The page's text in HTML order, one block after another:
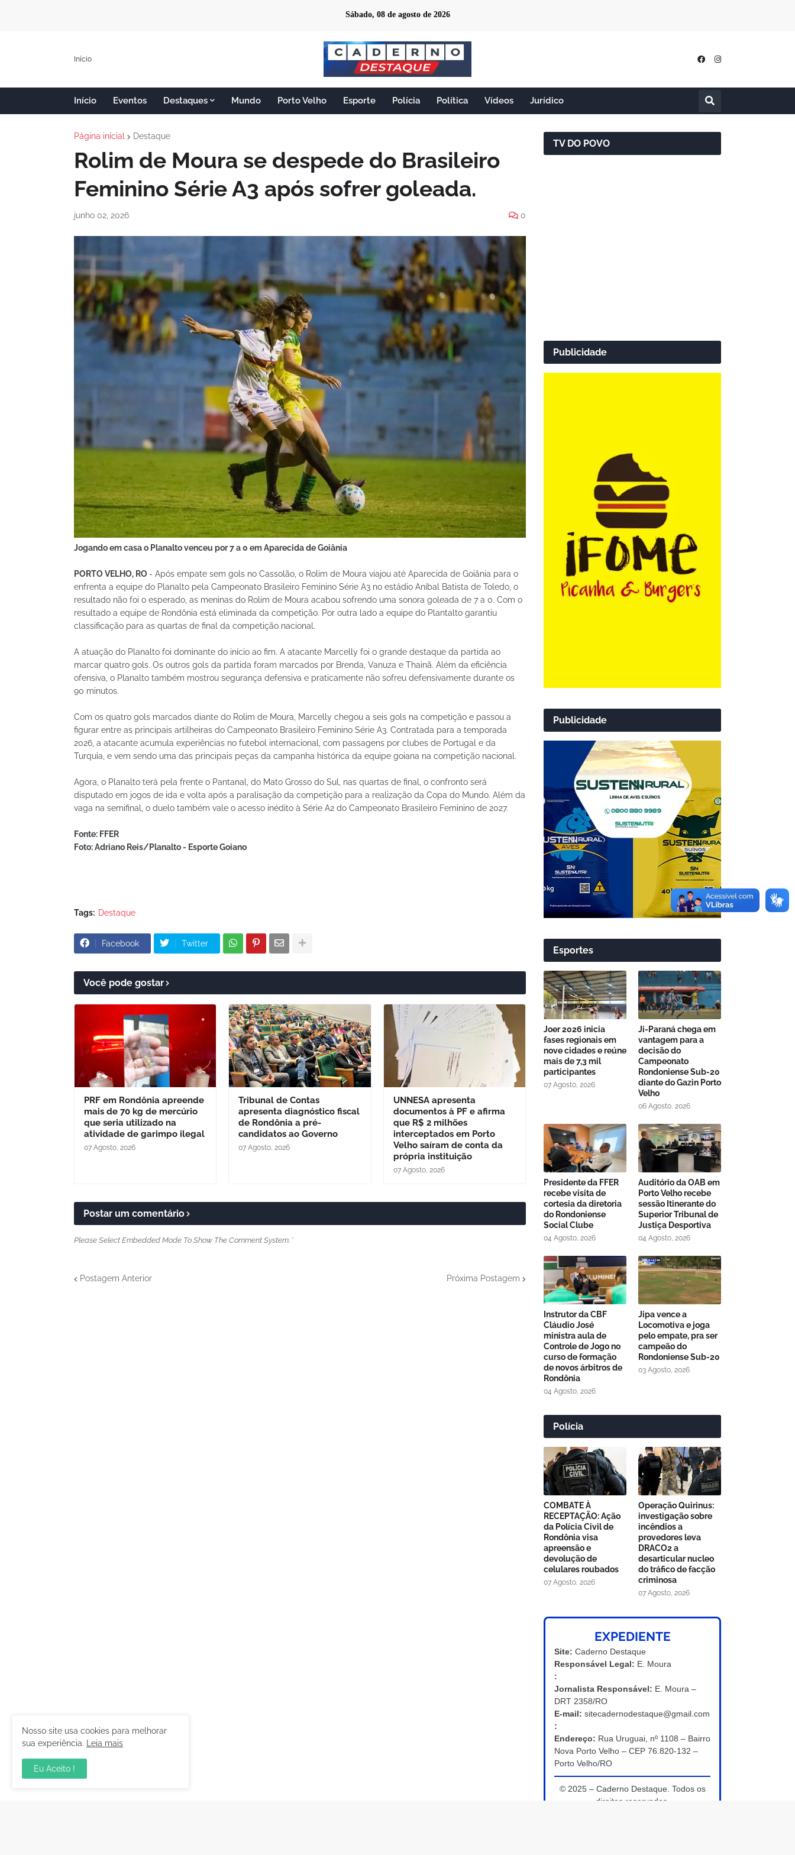
Sábado, 08 de agosto de 2026
Início
Início Eventos Destaques Mundo Porto Velho Esporte Polícia Política Vídeos Jurídico
Página inicial Destaque
Rolim de Moura se despede do Brasileiro
Feminino Série A3 após sofrer goleada.
junho 02, 2026 0
Jogando em casa o Planalto venceu por 7 a 0 em Aparecida de Goiânia
PORTO VELHO, RO - Após empate sem gols no Cassolão, o Rolim de Moura viajou até Aparecida de Goiânia para o
enfrenta a equipe do Planalto pela Campeonato Brasileiro Feminino Série A3 no estádio Aníbal Batista de Toledo, o
resultado não foi o esperado, as meninas do Rolim de Moura acabou sofrendo uma sonora goleada de 7 a 0. Com o
resultado a equipe de Rondônia está eliminada da competição. Por outra lado a equipe do Plantalto garantiu
classificação para as quartas de final da competição nacional.
A atuação do Planalto foi dominante do início ao fim. A atacante Marcelly foi o grande destaque da partida ao
marcar quatro gols. Os outros gols da partida foram marcados por Brenda, Vanuza e Thainã. Além da eficiência
ofensiva, o Planalto também mostrou segurança defensiva e praticamente não sofreu defensivamente durante os
90 minutos.
Com os quatro gols marcados diante do Rolim de Moura, Marcelly chegou a seis gols na competição e passou a
figurar entre as principais artilheiras do Campeonato Brasileiro Feminino Série A3. Contratada para a temporada
2026, a atacante acumula experiências no futebol internacional, com passagens por clubes de Portugal e da
Turquia, e vem sendo uma das principais peças da campanha histórica da equipe goiana na competição nacional.
Agora, o Planalto terá pela frente o Pantanal, do Mato Grosso do Sul, nas quartas de final, o confronto será
disputado em jogos de ida e volta após a paralisação da competição para a realização da Copa do Mundo. Além da
vaga na semifinal, o duelo também vale o acesso inédito à Série A2 do Campeonato Brasileiro Feminino de 2027.
Fonte: FFER
Foto: Adriano Reis/Planalto - Esporte Goiano
Tags: Destaque
Facebook Twitter
Você pode gostar
PRF em Rondônia apreende
mais de 70 kg de mercúrio
que seria utilizado na
atividade de garimpo ilegal
07 Agosto, 2026
Tribunal de Contas
apresenta diagnóstico fiscal
de Rondônia a pré-
candidatos ao Governo
07 Agosto, 2026
UNNESA apresenta
documentos à PF e afirma
que R$ 2 milhões
interceptados em Porto
Velho saíram de conta da
própria instituição
07 Agosto, 2026
Postar um comentário
Please Select Embedded Mode To Show The Comment System. *
Postagem Anterior Próxima Postagem
TV DO POVO
Publicidade
Publicidade
Esportes
Joer 2026 inicia
fases regionais em
nove cidades e reúne
mais de 7,3 mil
participantes
07 Agosto, 2026
Ji-Paraná chega em
vantagem para a
decisão do
Campeonato
Rondoniense Sub-20
diante do Gazin Porto
Velho
06 Agosto, 2026
Presidente da FFER
recebe visita de
cortesia da diretoria
do Rondoniense
Social Clube
04 Agosto, 2026
Auditório da OAB em
Porto Velho recebe
sessão Itinerante do
Superior Tribunal de
Justiça Desportiva
04 Agosto, 2026
Instrutor da CBF
Cláudio José
ministra aula de
Controle de Jogo no
curso de formação
de novos árbitros de
Rondônia
04 Agosto, 2026
Jipa vence a
Locomotiva e joga
pelo empate, pra ser
campeão do
Rondoniense Sub-20
03 Agosto, 2026
Polícia
COMBATE À
RECEPTAÇÃO: Ação
da Polícia Civil de
Rondônia visa
apreensão e
devolução de
celulares roubados
07 Agosto, 2026
Operação Quirinus:
investigação sobre
incêndios a
provedores leva
DRACO2 a
desarticular nucleo
do tráfico de facção
criminosa
07 Agosto, 2026
EXPEDIENTE
Site: Caderno Destaque
Responsável Legal: E. Moura
:
Jornalista Responsável: E. Moura –
DRT 2358/RO
E-mail: sitecadernodestaque@gmail.com
:
Endereço: Rua Uruguai, nº 1108 – Bairro
Nova Porto Velho – CEP 76.820-132 –
Porto Velho/RO
© 2025 – Caderno Destaque. Todos os
direitos reservados.
Nosso site usa cookies para melhorar
sua experiência.
Leia mais
Eu Aceito !